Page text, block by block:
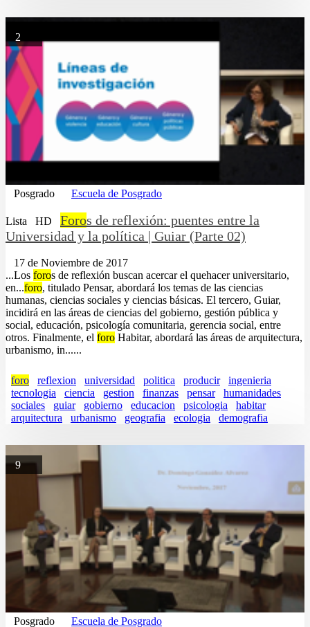
2
Posgrado Escuela de Posgrado
Lista HD Foros de reflexión: puentes entre la
Universidad y la política | Guiar (Parte 02)
17 de Noviembre de 2017
...Los foros de reflexión buscan acercar el quehacer universitario,
en...foro, titulado Pensar, abordará los temas de las ciencias
humanas, ciencias sociales y ciencias básicas. El tercero, Guiar,
incidirá en las áreas de ciencias del gobierno, gestión pública y
social, educación, psicología comunitaria, gerencia social, entre
otros. Finalmente, el foro Habitar, abordará las áreas de arquitectura,
urbanismo, in......
foro reflexion universidad politica producir
ingenieria
tecnologia
ciencia gestion finanzas pensar
humanidades
sociales
guiar gobierno educacion psicologia
habitar
arquitectura
urbanismo geografia ecologia demografia
9
Posgrado Escuela de Posgrado